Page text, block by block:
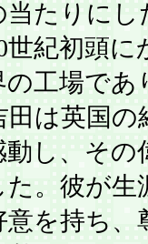
当たりにし
世紀初頭に
の工場であ
田は英国の
動し、その
た。彼が生
意を持ち、